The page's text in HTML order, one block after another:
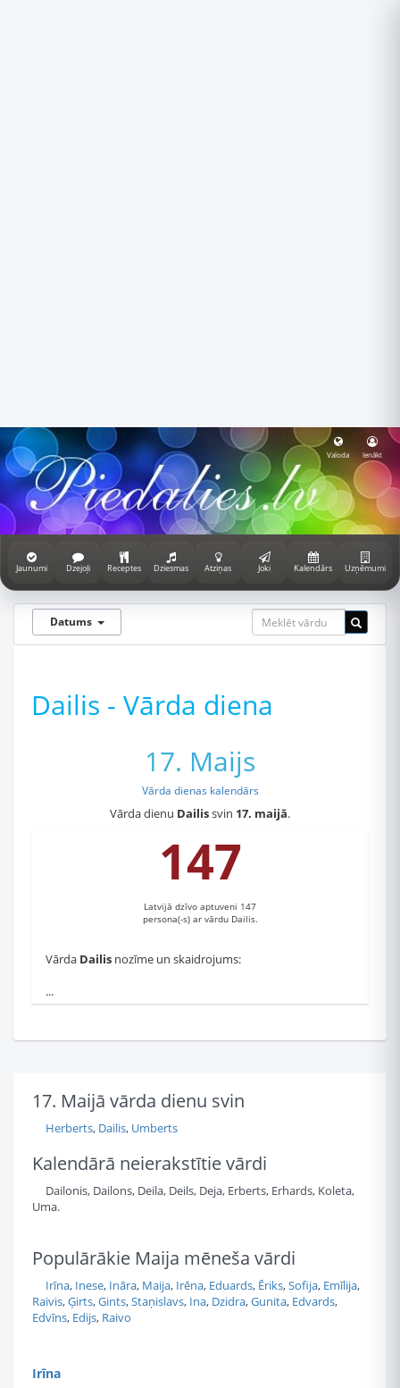
Valoda Ienākt
Jaunumi Dzejoļi Receptes Dziesmas Atziņas Joki Kalendārs Uzņēmumi
Datums
Dailis - Vārda diena
17. Maijs
Vārda dienas kalendārs
Vārda dienu Dailissvin 17. maijā.
147
Latvijā dzīvo aptuveni 147
persona(-s) ar vārdu Dailis.
Vārda Dailis nozīme un skaidrojums:
...
17. Maijā vārda dienu svin
Herberts, Dailis, Umberts
Kalendārā neierakstītie vārdi
Dailonis, Dailons, Deila, Deils, Deja, Erberts, Erhards, Koleta,
Uma.
Populārākie Maija mēneša vārdi
Irīna, Inese, Ināra, Maija, Irēna, Eduards, Ēriks,Sofija, Emīlija,
Raivis,Ģirts,Gints,Staņislavs, Ina, Dzidra,Gunita, Edvards,
Edvīns, Edijs, Raivo
Irīna